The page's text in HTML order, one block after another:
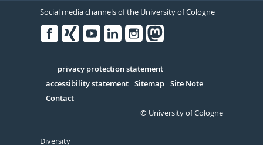
Social media channels of the University of Cologne
Serivce
privacy protection statement
accessibility statement Sitemap Site Note
Contact
© University of Cologne
Diversity